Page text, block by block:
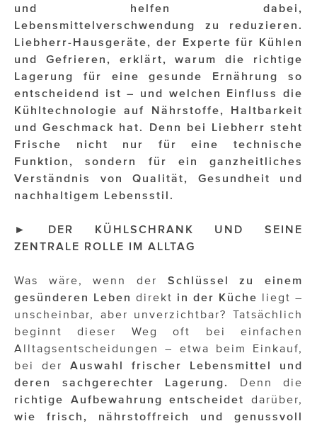
JUWELIER WAGNER
Merz Aesthetics
NEVER AGE NUTRITION
Nina Kraft – Kraft Media Minds
NORMAL
rot weiss rosé
Solid & Bold
St. Peter Stiftskulinarium
Susanne Wuest
The Budims
THE GOODSTUFF
und helfen dabei,
Lebensmittelverschwendung zu reduzieren.
Liebherr-Hausgeräte, der Experte für Kühlen
und Gefrieren, erklärt, warum die richtige
Lagerung für eine gesunde Ernährung so
entscheidend ist – und welchen Einfluss die
Kühltechnologie auf Nährstoffe, Haltbarkeit
und Geschmack hat. Denn bei Liebherr steht
Frische nicht nur für eine technische
Funktion, sondern für ein ganzheitliches
Verständnis von Qualität, Gesundheit und
nachhaltigem Lebensstil.
► DER KÜHLSCHRANK UND SEINE
ZENTRALE ROLLE IM ALLTAG
Was wäre, wenn der
Schlüssel zu einem
gesünderen Leben direkt in der Küche liegt –
unscheinbar, aber unverzichtbar? Tatsächlich
beginnt dieser Weg oft bei einfachen
Alltagsentscheidungen – etwa beim Einkauf,
bei der Auswahl frischer Lebensmittel
und
deren sachgerechter Lagerung.
Denn die
richtige Aufbewahrung entscheidet
darüber,
wie frisch, nährstoffreich und genussvoll